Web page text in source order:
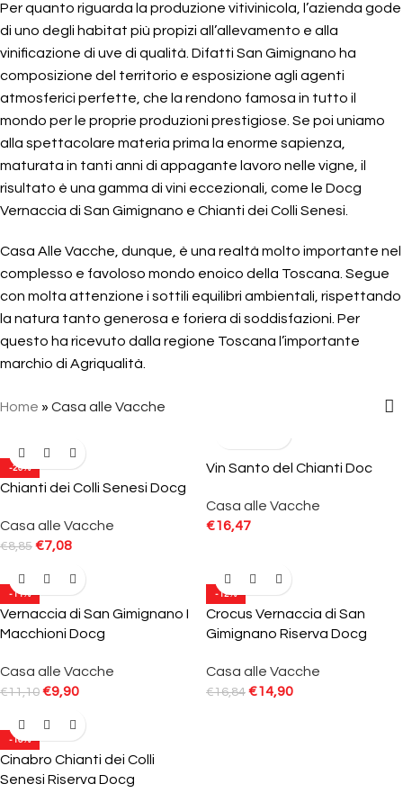
Per quanto riguarda la produzione vitivinicola, l’azienda gode
di uno degli habitat più propizi all’allevamento e alla
vinificazione di uve di qualità. Difatti San Gimignano ha
composizione del territorio e esposizione agli agenti
atmosferici perfette, che la rendono famosa in tutto il
mondo per le proprie produzioni prestigiose. Se poi uniamo
alla spettacolare materia prima la enorme sapienza,
maturata in tanti anni di appagante lavoro nelle vigne, il
risultato è una gamma di vini eccezionali, come le Docg
Vernaccia di San Gimignano e Chianti dei Colli Senesi.
Casa Alle Vacche, dunque, è una realtà molto importante nel
complesso e favoloso mondo enoico della Toscana. Segue
con molta attenzione i sottili equilibri ambientali, rispettando
la natura tanto generosa e foriera di soddisfazioni. Per
questo ha ricevuto dalla regione Toscana l’importante
marchio di Agriqualità.
Home » Casa alle Vacche
-20%
Chianti dei Colli Senesi Docg
Casa alle Vacche
€8,85 €7,08
Vin Santo del Chianti Doc
Casa alle Vacche
€16,47
-11%
Vernaccia di San Gimignano I
Macchioni Docg
Casa alle Vacche
€11,10 €9,90
-12%
Crocus Vernaccia di San
Gimignano Riserva Docg
Casa alle Vacche
€16,84 €14,90
-16%
Cinabro Chianti dei Colli
Senesi Riserva Docg